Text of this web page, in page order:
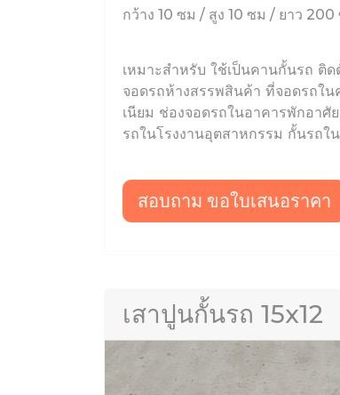
กว้าง 10 ซม / สูง 10 ซม / ยาว 200
เหมาะสำหรับ ใช้เป็นคานกั้นรถ ติด
จอดรถห้างสรรพสินค้า ที่จอดรถใ
เนียม ช่องจอดรถในอาคารพักอาศั
รถในโรงงานอุตสาหกรรม กั้นรถใ
สอบถาม ขอใบเสนอราคา
เสาปูนกั้นรถ 15x12